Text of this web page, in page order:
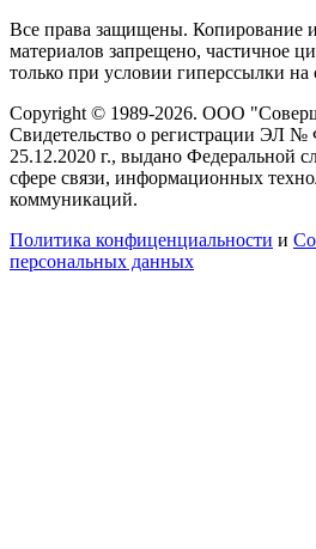
Все права защищены. Копирование
материалов запрещено, частичное
только при условии гиперссылки на
Copyright © 1989-2026. ООО
Свидетельство о регистрации ЭЛ
25.12.2020 г., выдано Федеральной
сфере связи, информационных
коммуникаций.
Политика конфиценциальности и
персональных данных